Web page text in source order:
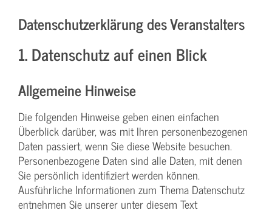
Datenschutzerklärung des Veranstalters
1. Datenschutz auf einen Blick
Allgemeine Hinweise
Die folgenden Hinweise geben einen einfachen
Überblick darüber, was mit Ihren personenbezogenen
Daten passiert, wenn Sie diese Website besuchen.
Personenbezogene Daten sind alle Daten, mit denen
Sie persönlich identifiziert werden können.
Ausführliche Informationen zum Thema Datenschutz
entnehmen Sie unserer unter diesem Text